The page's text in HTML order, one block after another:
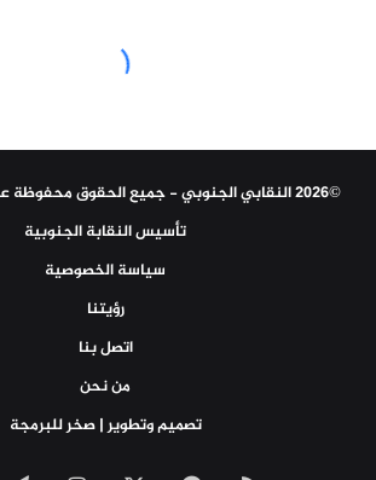
تأسيس النقابة الجنوبية
سياسة الخصوصية
رؤيتنا
اتصل بنا
من نحن
تصميم وتطوير | صخر للبرمجة